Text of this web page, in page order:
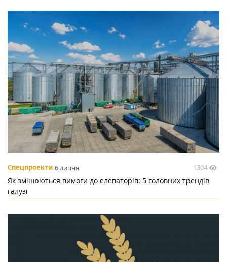
Спецпроекти 6 липня 1304
Як змінюються вимоги до елеваторів: 5 головних трендів
галузі